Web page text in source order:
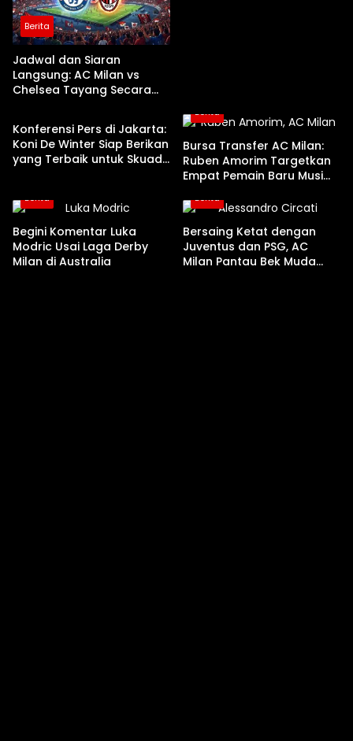
Berita
Jadwal dan Siaran
Langsung: AC Milan vs
Chelsea Tayang Secara
Berita
Konferensi Pers di Jakarta:
Koni De Winter Siap Berikan
yang Terbaik untuk Skuad
Berita
Bursa Transfer AC Milan:
Ruben Amorim Targetkan
Empat Pemain Baru Musim
Berita
Begini Komentar Luka
Modric Usai Laga Derby
Milan di Australia
Berita
Bersaing Ketat dengan
Juventus dan PSG, AC
Milan Pantau Bek Muda